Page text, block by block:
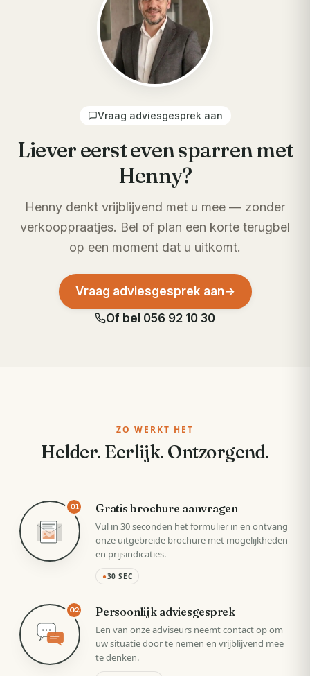
Vraag adviesgesprek aan
Liever eerst even sparren met
Henny?
Henny denkt vrijblijvend met u mee — zonder
verkooppraatjes. Bel of plan een korte terugbel
op een moment dat u uitkomt.
Vraag adviesgesprek aan→
Of bel 056 92 10 30
ZO WERKT HET
Helder. Eerlijk. Ontzorgend.
01 Gratis brochure aanvragen
Vul in 30 seconden het formulier in en ontvang
onze uitgebreide brochure met mogelijkheden
en prijsindicaties.
●30 SEC
02 Persoonlijk adviesgesprek
Een van onze adviseurs neemt contact op om
uw situatie door te nemen en vrijblijvend mee
te denken.